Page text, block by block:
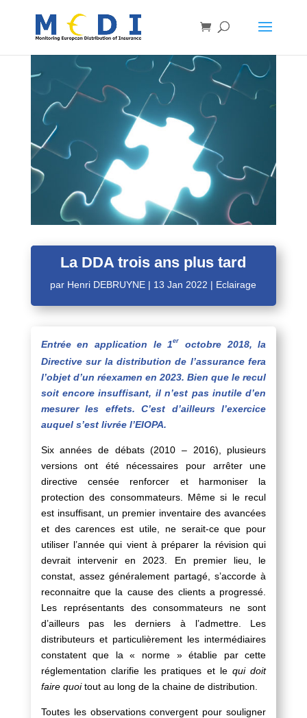
La DDA trois ans plus tard
par Henri DEBRUYNE | 13 Jan 2022 | Eclairage
Entrée en application le 1er
octobre 2018, la
Directive sur la distribution de l’assurance fera
l’objet d’un réexamen en 2023. Bien que le recul
soit encore insuffisant, il n’est pas inutile d’en
mesurer les effets. C’est d’ailleurs l’exercice
auquel s’est livrée l’EIOPA.
Six années de débats (2010 – 2016), plusieurs
versions ont été nécessaires pour arrêter une
directive censée renforcer et harmoniser la
protection des consommateurs. Même si le recul
est insuffisant, un premier inventaire des avancées
et des carences est utile, ne serait-ce que pour
utiliser l’année qui vient à préparer la révision qui
devrait intervenir en 2023. En premier lieu, le
constat, assez généralement partagé, s’accorde à
reconnaitre que la cause des clients a progressé.
Les représentants des consommateurs ne sont
d’ailleurs pas les derniers à l’admettre. Les
distributeurs et particulièrement les intermédiaires
constatent que la « norme » établie par cette
réglementation clarifie les pratiques et le qui doit
faire quoitout au long de la chaine de distribution.
Toutes les observations convergent pour souligner